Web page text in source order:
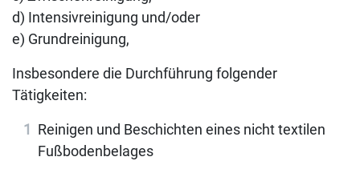
d) Intensivreinigung und/oder
e) Grundreinigung,
Insbesondere die Durchführung folgender
Tätigkeiten:
Reinigen und Beschichten eines nicht textilen
Fußbodenbelages